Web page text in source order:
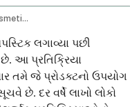
Skin Allergies From Cosmetics And Topical Products
લગાવ્યા પછી
આ પ્રતિક્રિયા
તમે જે પ્રોડક્ટનો ઉપયોગ
છે. દર વર્ષે લાખો લોકો